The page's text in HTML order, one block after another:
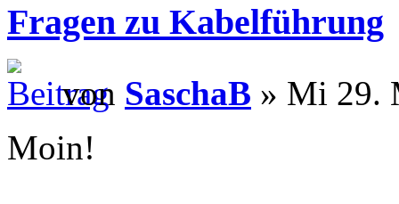
Fragen zu Kabelführung
von SaschaB » Mi 29.
Moin!